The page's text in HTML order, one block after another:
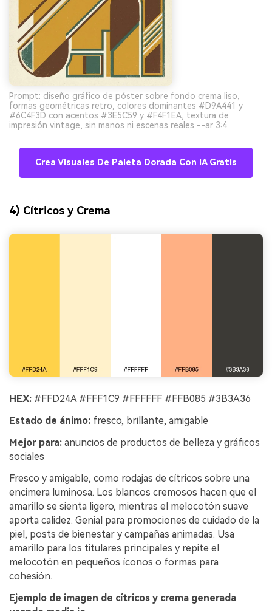
Prompt: diseño gráfico de póster sobre fondo crema liso,
formas geométricas retro, colores dominantes #D9A441 y
#6C4F3D con acentos #3E5C59 y #F4F1EA, textura de
impresión vintage, sin manos ni escenas reales --ar 3:4
Crea Visuales De Paleta Dorada Con IA Gratis
4) Cítricos y Crema
HEX: #FFD24A #FFF1C9 #FFFFFF #FFB085 #3B3A36
Estado de ánimo: fresco, brillante, amigable
Mejor para: anuncios de productos de belleza y gráficos
sociales
Fresco y amigable, como rodajas de cítricos sobre una
encimera luminosa. Los blancos cremosos hacen que el
amarillo se sienta ligero, mientras el melocotón suave
aporta calidez. Genial para promociones de cuidado de la
piel, posts de bienestar y campañas animadas. Usa
amarillo para los titulares principales y repite el
melocotón en pequeños íconos o formas para
cohesión.
Ejemplo de imagen de cítricos y crema generada